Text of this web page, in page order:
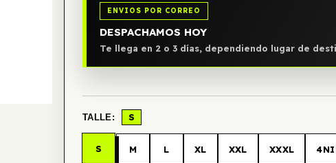
ENVIOS POR CORREO
DESPACHAMOS HOY
Te llega en 2 o 3 días, dependiendo lugar de
TALLE: S
S M L XL XXL XXXL